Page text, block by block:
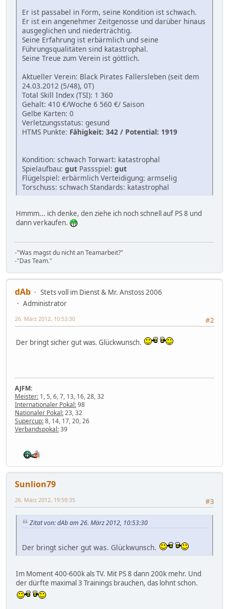
Er ist passabel in Form, seine Kondition ist schwach.
Er ist ein angenehmer Zeitgenosse und darüber hinaus
ausgeglichen und niederträchtig.
Seine Erfahrung ist erbärmlich und seine
Führungsqualitäten sind katastrophal.
Seine Treue zum Verein ist göttlich.
Aktueller Verein: Black Pirates Fallersleben (seit dem
24.03.2012 (5/48), 0T)
Total Skill Index (TSI): 1 360
Gehalt: 410 €/Woche 6 560 €/ Saison
Gelbe Karten: 0
Verletzungsstatus: gesund
HTMS Punkte: Fähigkeit: 342 / Potential: 1919
Kondition: schwach Torwart: katastrophal
Spielaufbau: gut Passspiel: gut
Flügelspiel: erbärmlich Verteidigung: armselig
Torschuss: schwach Standards: katastrophal
Hmmm... ich denke, den ziehe ich noch schnell auf PS 8 und
dann verkaufen.
-"Was magst du nicht an Teamarbeit?"
-"Das Team."
dAb
Stets voll im Dienst & Mr. Anstoss 2006
Administrator
#2
26. März 2012, 10:53:30
Der bringt sicher gut was. Glückwunsch.
AJFM:
Meister: 1, 5, 6, 7, 13, 16, 28, 32
Internationaler Pokal:98
Nationaler Pokal:23, 32
Supercup:8, 14, 17, 20, 26
Verbandspokal:39
Sunlion79
#3
26. März 2012, 19:59:35
Zitat von: dAb am 26. März 2012, 10:53:30
Der bringt sicher gut was. Glückwunsch.
Im Moment 400-600k als TV. Mit PS 8 dann 200k mehr. Und
der dürfte maximal 3 Trainings brauchen, das lohnt schon.